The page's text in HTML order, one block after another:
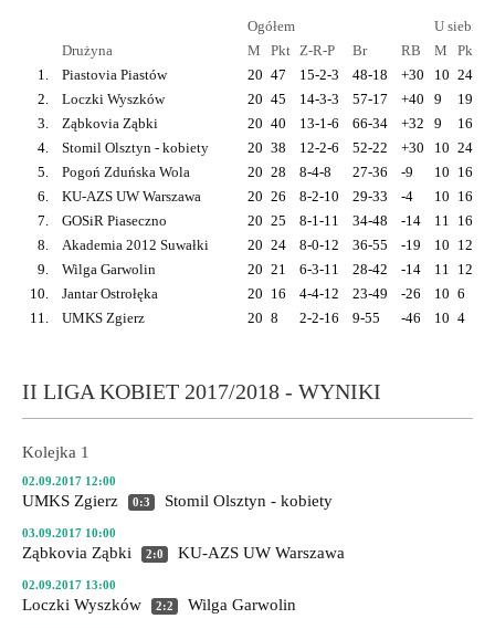
Ogółem
U siebie
Drużyna
M Pkt Z-R-P Br RB M Pkt
1.
Piastovia Piastów 20 47 15-2-3 48-18 +30 10 24
2.
Loczki Wyszków 20 45 14-3-3 57-17 +40 9 19
3.
Ząbkovia Ząbki 20 40 13-1-6 66-34 +32 9 16
4.
Stomil Olsztyn - kobiety 20 38 12-2-6 52-22 +30 10 24
5.
Pogoń Zduńska Wola 20 28 8-4-8 27-36 -9 10 16
6.
KU-AZS UW Warszawa 20 26 8-2-10 29-33 -4 10 16
7.
GOSiR Piaseczno 20 25 8-1-11 34-48 -14 11 16
8.
Akademia 2012 Suwałki 20 24 8-0-12 36-55 -19 10 12
9.
Wilga Garwolin 20 21 6-3-11 28-42 -14 11 12
10.
Jantar Ostrołęka 20 16 4-4-12 23-49 -26 10 6
11.
UMKS Zgierz 20 8 2-2-16 9-55 -46 10 4
II LIGA KOBIET 2017/2018 - WYNIKI
Kolejka 1
02.09.2017 12:00
UMKS Zgierz 0:3 Stomil Olsztyn - kobiety
03.09.2017 10:00
Ząbkovia Ząbki 2:0 KU-AZS UW Warszawa
02.09.2017 13:00
Loczki Wyszków 2:2 Wilga Garwolin